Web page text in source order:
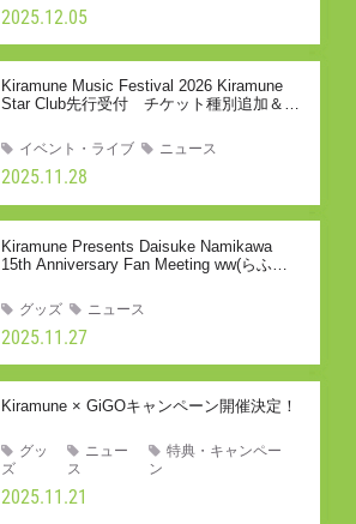
2025.12.05
2025.11.28
Kiramune Music Festival 2026 Kiramune
Star Club先行受付 チケット種別追加＆期
イベント・ライブ ニュース
2025.11.27
Kiramune Presents Daisuke Namikawa
15th Anniversary Fan Meeting ww(らふら
TAKASAKIグッズ事後通販のお知らせ
グッズ ニュース
2025.11.21
Kiramune × GiGOキャンペーン開催決定！
グッ
ズ
ニュー
ス
特典・キャンペー
ン